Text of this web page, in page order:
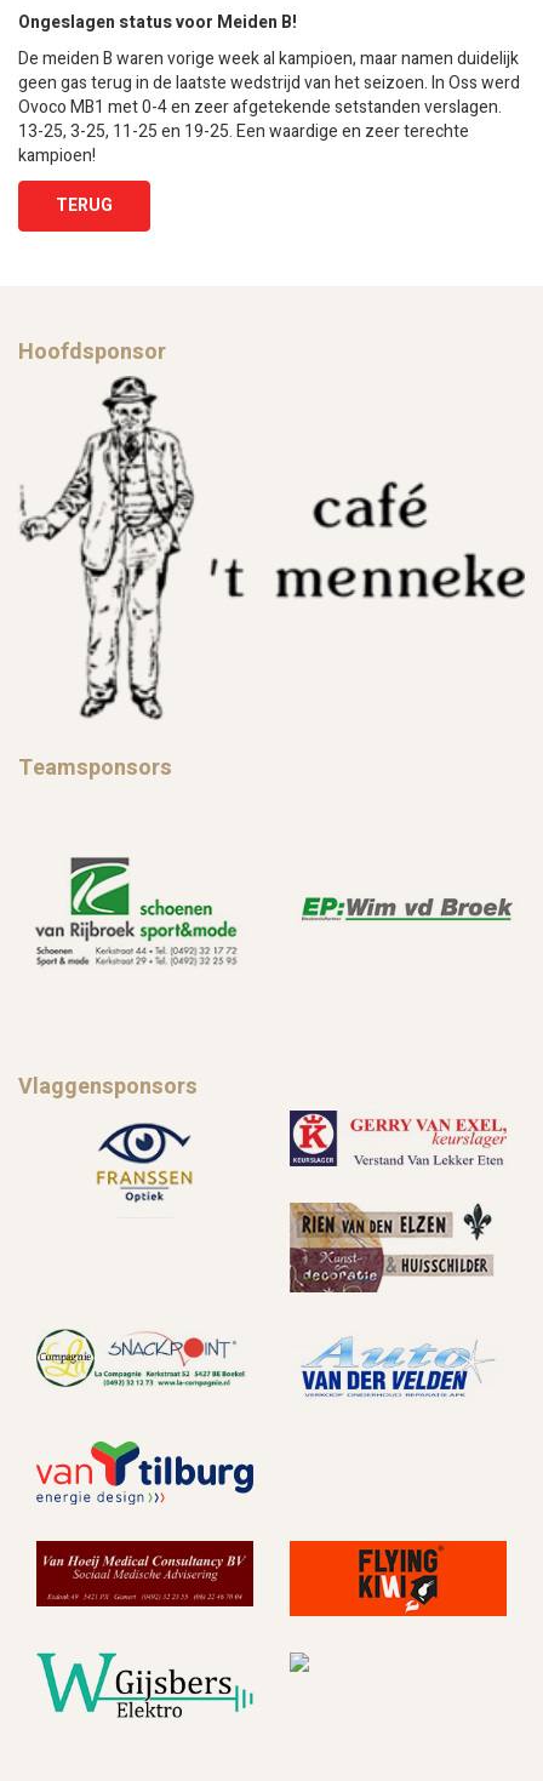
Ongeslagen status voor Meiden B!
De meiden B waren vorige week al kampioen, maar namen duidelijk
geen gas terug in de laatste wedstrijd van het seizoen. In Oss werd
Ovoco MB1 met 0-4 en zeer afgetekende setstanden verslagen.
13-25, 3-25, 11-25 en 19-25. Een waardige en zeer terechte
kampioen!
TERUG
Hoofdsponsor
Teamsponsors
Vlaggensponsors